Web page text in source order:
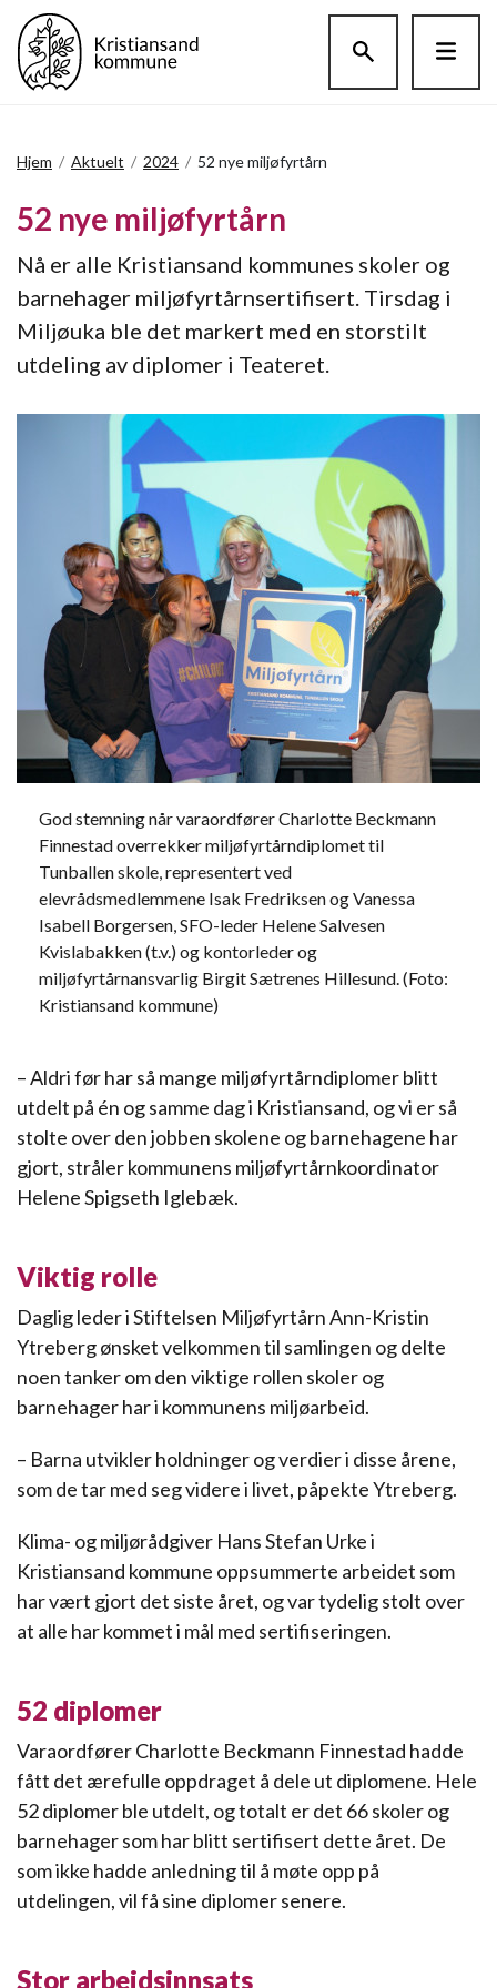
Hjem / Aktuelt / 2024 / 52 nye miljøfyrtårn
52 nye miljøfyrtårn
Nå er alle Kristiansand kommunes skoler og
barnehager miljøfyrtårnsertifisert. Tirsdag i
Miljøuka ble det markert med en storstilt
utdeling av diplomer i Teateret.
God stemning når varaordfører Charlotte Beckmann
Finnestad overrekker miljøfyrtårndiplomet til
Tunballen skole, representert ved
elevrådsmedlemmene Isak Fredriksen og Vanessa
Isabell Borgersen, SFO-leder Helene Salvesen
Kvislabakken (t.v.) og kontorleder og
miljøfyrtårnansvarlig Birgit Sætrenes Hillesund. (Foto:
Kristiansand kommune)
– Aldri før har så mange miljøfyrtårndiplomer blitt
utdelt på én og samme dag i Kristiansand, og vi er så
stolte over den jobben skolene og barnehagene har
gjort, stråler kommunens miljøfyrtårnkoordinator
Helene Spigseth Iglebæk.
Viktig rolle
Daglig leder i Stiftelsen Miljøfyrtårn Ann-Kristin
Ytreberg ønsket velkommen til samlingen og delte
noen tanker om den viktige rollen skoler og
barnehager har i kommunens miljøarbeid.
– Barna utvikler holdninger og verdier i disse årene,
som de tar med seg videre i livet, påpekte Ytreberg.
Klima- og miljørådgiver Hans Stefan Urke i
Kristiansand kommune oppsummerte arbeidet som
har vært gjort det siste året, og var tydelig stolt over
at alle har kommet i mål med sertifiseringen.
52 diplomer
Varaordfører Charlotte Beckmann Finnestad hadde
fått det ærefulle oppdraget å dele ut diplomene. Hele
52 diplomer ble utdelt, og totalt er det 66 skoler og
barnehager som har blitt sertifisert dette året. De
som ikke hadde anledning til å møte opp på
utdelingen, vil få sine diplomer senere.
Stor arbeidsinnsats